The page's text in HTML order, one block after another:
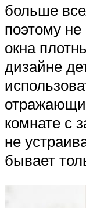
больше
поэтому
окна
дизайне
комнате с
не
бывает